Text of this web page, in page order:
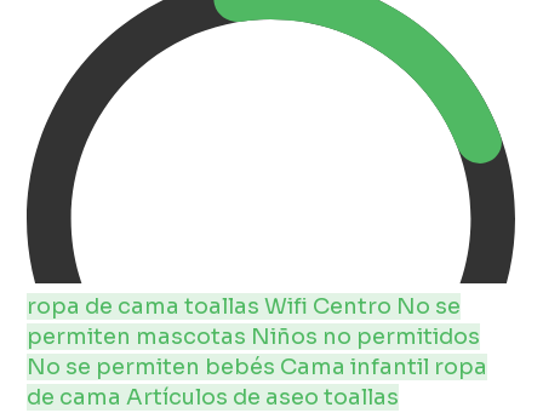
ropa de camatoallasWifi Centro No se
permiten mascotas Niños no permitidos
No se permiten bebés Cama infantil ropa
de camaArtículos de aseotoallas